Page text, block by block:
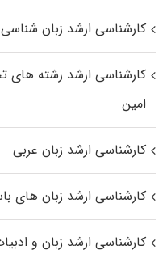
کارشناسی ارشد زبان شناسی
کارشناسی ارشد رﺷﺘﻪ ﻫﺎی
اﻣﻴﻦ
کارشناسی ارشد زبان عربی
کارشناسی ارشد زبان‌ های
کارشناسی ارشد زبان و